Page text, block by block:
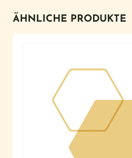
ÄHNLICHE PRODUKTE